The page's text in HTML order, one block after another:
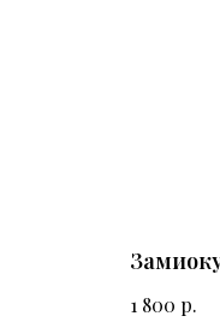
1 800 р.